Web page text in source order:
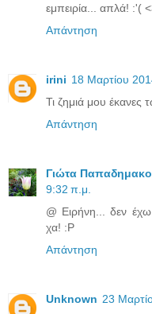
εμπειρία... απλά! :'(
Απάντηση
irini 18 Μαρτίου
Τι ζημιά μου έκανες
Απάντηση
Γιώτα
9:32 π.μ.
@ Ειρήνη... δεν
χα! :P
Απάντηση
Unknown 23